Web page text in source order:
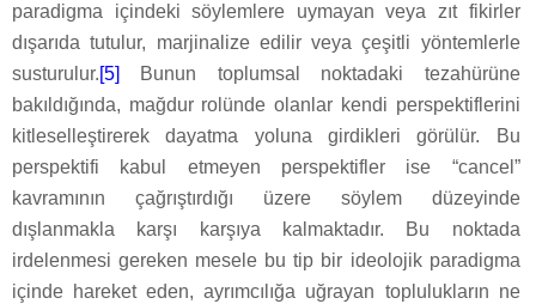
paradigma içindeki söylemlere uymayan veya zıt fikirler
dışarıda tutulur, marjinalize edilir veya çeşitli yöntemlerle
susturulur.[5]
Bunun toplumsal noktadaki tezahürüne
bakıldığında, mağdur rolünde olanlar kendi perspektiflerini
kitleselleştirerek dayatma yoluna girdikleri görülür. Bu
perspektifi kabul etmeyen perspektifler ise “cancel”
kavramının çağrıştırdığı üzere söylem düzeyinde
dışlanmakla karşı karşıya kalmaktadır. Bu noktada
irdelenmesi gereken mesele bu tip bir ideolojik paradigma
içinde hareket eden, ayrımcılığa uğrayan toplulukların ne